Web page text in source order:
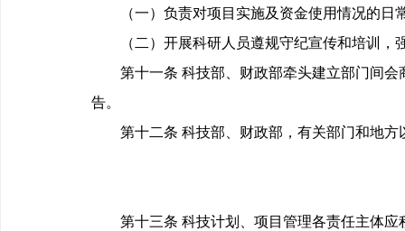
（一）负责对项目实施及资金使用情况的日
（二）开展科研人员遵规守纪宣传和培训，
第十一条 科技部、财政部牵头建立部门间会
告。
第十二条 科技部、财政部，有关部门和地方
第十三条 科技计划、项目管理各责任主体应